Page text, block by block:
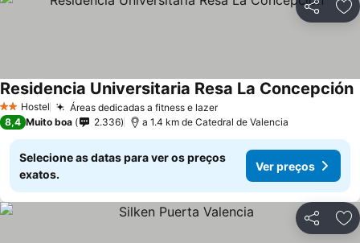
Partilhar
2 Estrelas
Hostel Áreas dedicadas a fitness e lazer
Residencia Universitaria Resa La Concepción
8,4 Muito boa 2.336 a 1.4 km de Catedral de Valencia
Selecione as datas para ver os preços
exatos.
Ver preços
Partilhar